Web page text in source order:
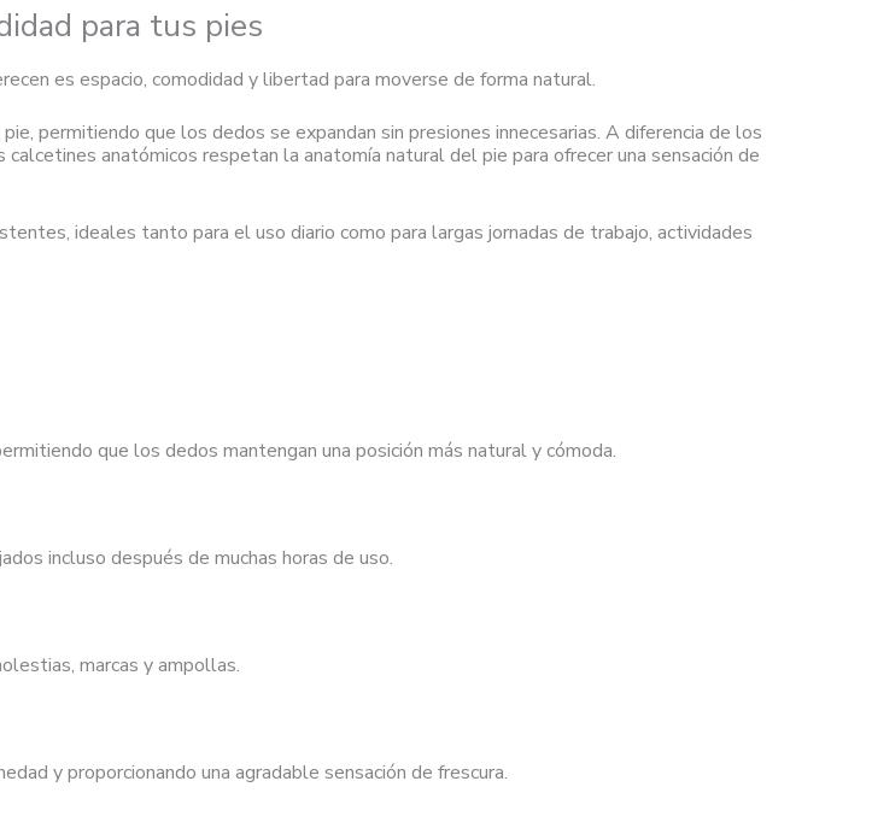
para tus pies
es espacio, comodidad y libertad para moverse de forma natural.
permitiendo que los dedos se expandan sin presiones innecesarias. A diferencia de los
anatómicos respetan la anatomía natural del pie para ofrecer una sensación de
ideales tanto para el uso diario como para largas jornadas de trabajo, actividades
que los dedos mantengan una posición más natural y cómoda.
incluso después de muchas horas de uso.
marcas y ampollas.
y proporcionando una agradable sensación de frescura.